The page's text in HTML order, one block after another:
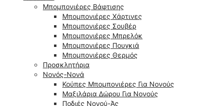
Μπομπονιέρες Βάφτισης
Μπομπονιέρες Χάρτινες
Μπομπονιέρες Σουβέρ
Μπομπονιέρες Μπρελόκ
Μπομπονιέρες Πουγκιά
Μπομπονιέρες Θερμός
Προσκλητήρια
Νονός-Νονά
Κούπες Μπομπονιέρες Για Νονούς
Μαξιλάρια Δώρου Για Νονούς
Ποδιές Νονού-Άς